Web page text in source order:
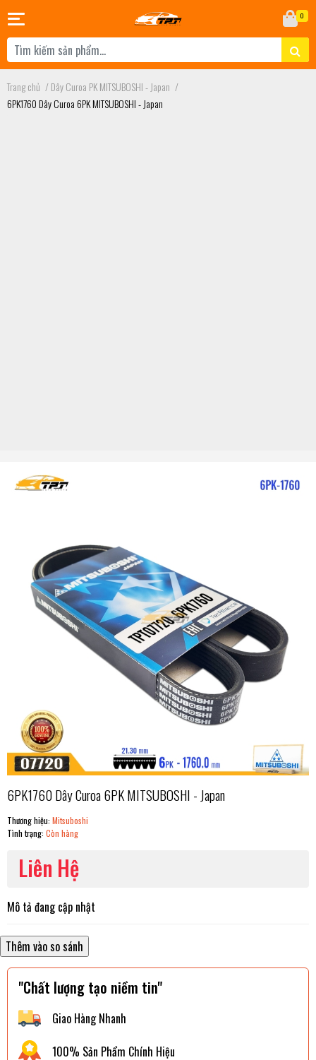
0
Trang chủ /Dây Curoa PK MITSUBOSHI - Japan /
6PK1760 Dây Curoa 6PK MITSUBOSHI - Japan
6PK1760 Dây Curoa 6PK MITSUBOSHI - Japan
Thương hiệu: Mitsuboshi
Tình trạng: Còn hàng
Liên Hệ
Mô tả đang cập nhật
"Chất lượng tạo niềm tin"
Giao Hàng Nhanh
100% Sản Phẩm Chính Hiệu